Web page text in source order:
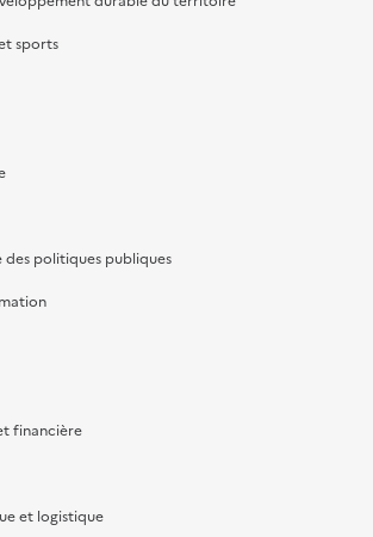
sports
politiques publiques
financière
et logistique